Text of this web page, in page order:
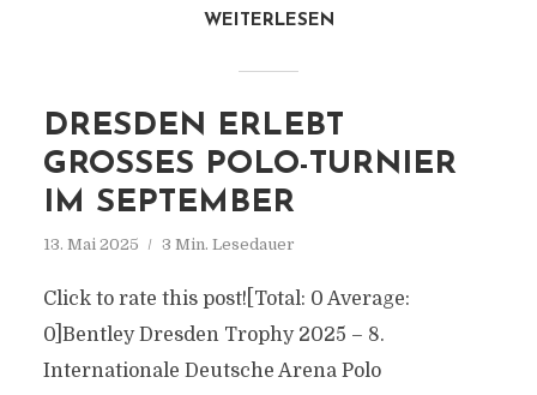
WEITERLESEN
DRESDEN ERLEBT
GROSSES POLO-TURNIER I
M SEPTEMBER
13. Mai 2025 3 Min. Lesedauer
Click to rate this post![Total: 0 Average:
0]Bentley Dresden Trophy 2025 – 8.
Internationale Deutsche Arena Polo